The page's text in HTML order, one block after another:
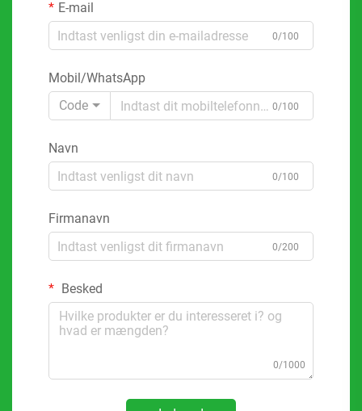
E-mail
0/100
Mobil/WhatsApp
Code
0/100
Navn
0/100
Firmanavn
0/200
Besked
0/1000